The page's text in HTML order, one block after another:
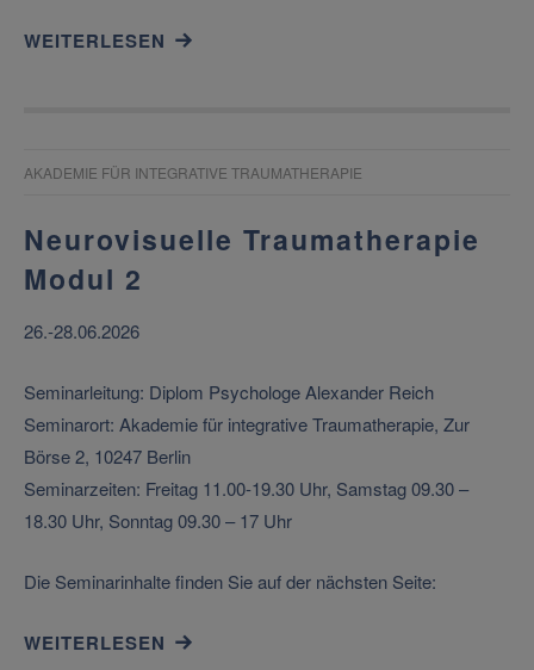
WEITERLESEN
AKADEMIE FÜR INTEGRATIVE TRAUMATHERAPIE
Neurovisuelle Traumatherapie
Modul 2
26.-28.06.2026
Seminarleitung: Diplom Psychologe Alexander Reich
Seminarort: Akademie für integrative Traumatherapie, Zur
Börse 2, 10247 Berlin
Seminarzeiten: Freitag 11.00-19.30 Uhr, Samstag 09.30 –
18.30 Uhr, Sonntag 09.30 – 17 Uhr
Die Seminarinhalte finden Sie auf der nächsten Seite:
WEITERLESEN